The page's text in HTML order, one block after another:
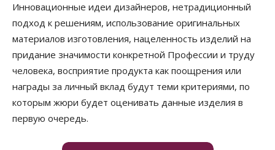
Инновационные идеи дизайнеров, нетрадиционный
подход к решениям, использование оригинальных
материалов изготовления, нацеленность изделий на
придание значимости конкретной Профессии и труду
человека, восприятие продукта как поощрения или
награды за личный вклад будут теми критериями, по
которым жюри будет оценивать данные изделия в
первую очередь.